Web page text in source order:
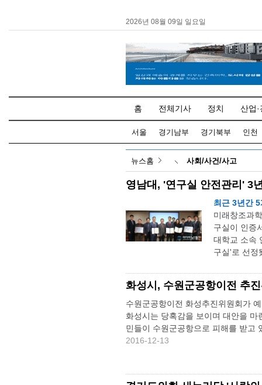
2026년 08월 09일 일요일
홈 전체기사 정치 산업
서울 경기남부 경기북부 인천
뉴스홈 사회/사건/사고
영남대, '연구실 안전관리' 3
최근 3년간
미래창조과
구실이 인증
대학교 소속
구실'로 선
화성시, 수원군공항이전 추
수원군공항이전 화성추진위원회가
화성시는 당혹감을 보이며 대안을
민들이 수원군공항으로 피해를 받고
2016-12-13